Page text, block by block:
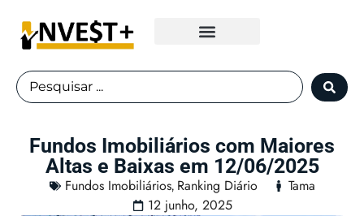
Fundos Imobiliários com Maiores
Altas e Baixas em 12/06/2025
Fundos Imobiliários, Ranking Diário
Tama
12 junho, 2025